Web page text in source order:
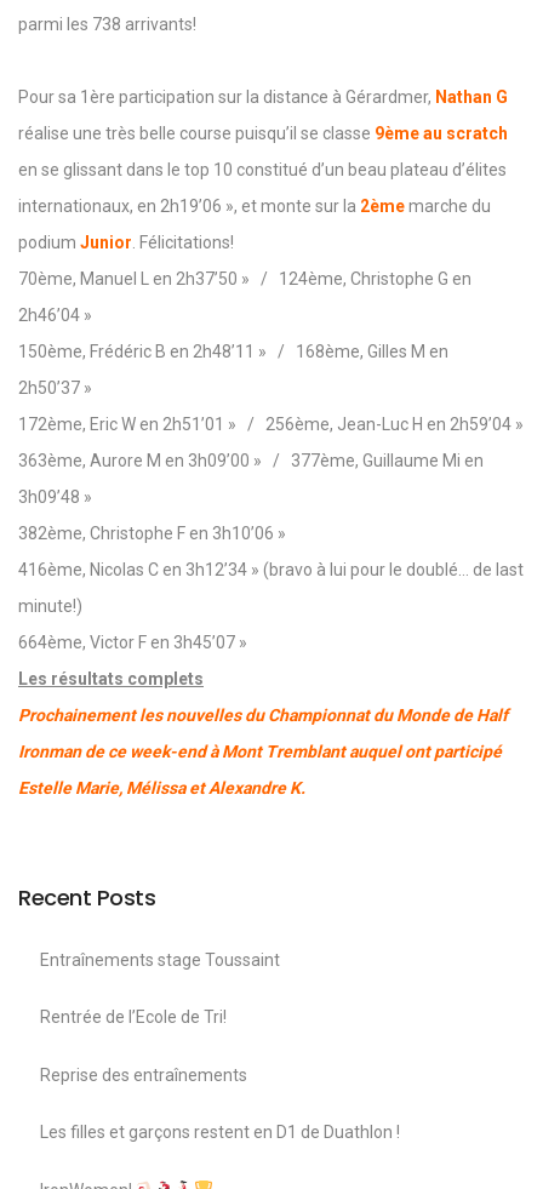
parmi les 738 arrivants!
Pour sa 1ère participation sur la distance à Gérardmer, Nathan G
réalise une très belle course puisqu’il se classe 9ème au scratch
en se glissant dans le top 10 constitué d’un beau plateau d’élites
internationaux, en 2h19’06 », et monte sur la 2èmemarche du
podium Junior . Félicitations!
70ème, Manuel L en 2h37’50 » / 124ème, Christophe G en
2h46’04 »
150ème, Frédéric B en 2h48’11 » / 168ème, Gilles M en
2h50’37 »
172ème, Eric W en 2h51’01 » / 256ème, Jean-Luc H en 2h59’04 »
363ème, Aurore M en 3h09’00 » / 377ème, Guillaume Mi en
3h09’48 »
382ème, Christophe F en 3h10’06 »
416ème, Nicolas C en 3h12’34 » (bravo à lui pour le doublé… de last
minute!)
664ème, Victor F en 3h45’07 »
Les résultats complets
Prochainement les nouvelles du Championnat du Monde de Half
Ironman de ce week-end à Mont Tremblant auquel ont participé
Estelle Marie, Mélissa et Alexandre K.
Recent Posts
Entraînements stage Toussaint
Rentrée de l’Ecole de Tri!
Reprise des entraînements
Les filles et garçons restent en D1 de Duathlon !